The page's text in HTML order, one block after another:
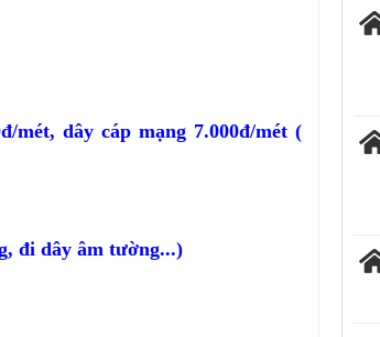
mét, dây cáp mạng 7.000đ/mét (
đi dây âm tường...)